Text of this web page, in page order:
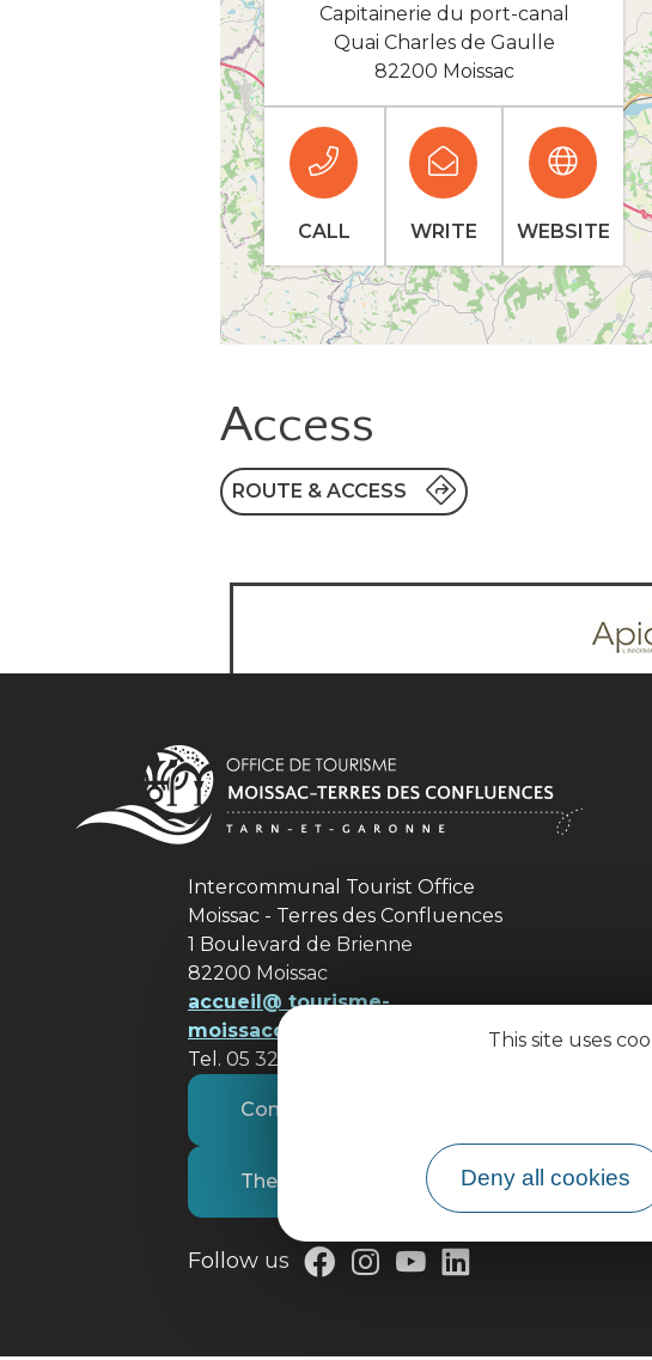
This site uses
Deny all cookies
Capitainerie du port-canal
Quai Charles de Gaulle
82200 Moissac
CALL WRITE WEBSITE
Access
ROUTE & ACCESS
Intercommunal Tourist Office
Moissac - Terres des Confluences
1 Boulevard de Brienne
82200 Moissac
accueil@ tourisme-
moissacconfluences.fr
Tel. 05 32 09 69 36
Contact us
The tourist office
Follow us